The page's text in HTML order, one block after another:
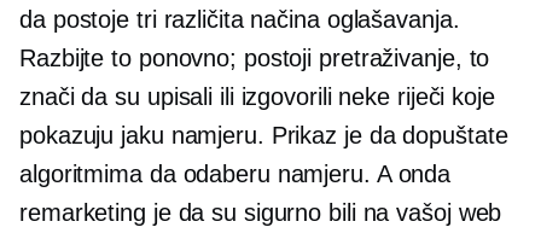
da postoje tri različita načina oglašavanja.
Razbijte to ponovno; postoji pretraživanje, to
znači da su upisali ili izgovorili neke riječi koje
pokazuju jaku namjeru. Prikaz je da dopuštate
algoritmima da odaberu namjeru. A onda
remarketing je da su sigurno bili na vašoj web